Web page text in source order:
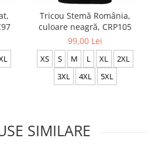
Tricou Stemă România,
culoare neagră, CRP105
99,00 Lei
XS S M L XL
2XL
3XL
4XL 5XL
SIMILARE